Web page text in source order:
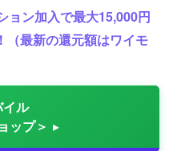
ョン加入で最大15,000円
最新の還元額はワイモ
ル
ップ＞